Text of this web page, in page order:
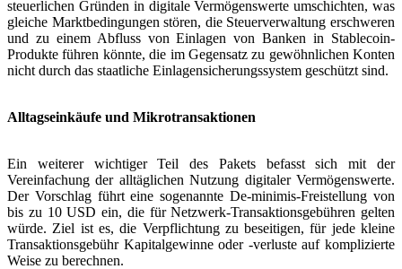
steuerlichen Gründen in digitale Vermögenswerte umschichten, was
gleiche Marktbedingungen stören, die Steuerverwaltung erschweren
und zu einem Abfluss von Einlagen von Banken in Stablecoin-
Produkte führen könnte, die im Gegensatz zu gewöhnlichen Konten
nicht durch das staatliche Einlagensicherungssystem geschützt sind.
Alltagseinkäufe und Mikrotransaktionen
Ein weiterer wichtiger Teil des Pakets befasst sich mit der
Vereinfachung der alltäglichen Nutzung digitaler Vermögenswerte.
Der Vorschlag führt eine sogenannte De-minimis-Freistellung von
bis zu 10 USD ein, die für Netzwerk-Transaktionsgebühren gelten
würde. Ziel ist es, die Verpflichtung zu beseitigen, für jede kleine
Transaktionsgebühr Kapitalgewinne oder -verluste auf komplizierte
Weise zu berechnen.